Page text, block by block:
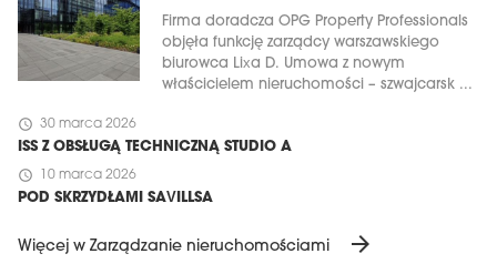
Firma doradcza OPG Property Professionals
objęła funkcję zarządcy warszawskiego
biurowca Lixa D. Umowa z nowym
właścicielem nieruchomości – szwajcarsk ...
schedule 30 marca 2026
ISS Z OBSŁUGĄ TECHNICZNĄ STUDIO A
schedule 10 marca 2026
POD SKRZYDŁAMI SAVILLSA
Więcej w Zarządzanie nieruchomościami arrow_forward